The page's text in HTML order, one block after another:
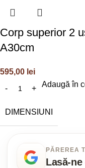
Corp superior 2
A30cm
595,00 lei
Adaugă în
DIMENSIUNI
PĂREREA
Lasă-